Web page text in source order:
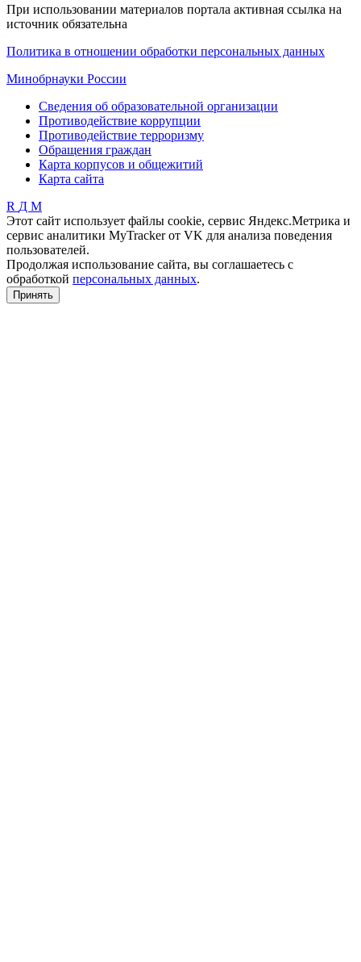
При использовании материалов портала активная ссылка на
источник обязательна
Политика в отношении обработки персональных данных
Минобрнауки России
Сведения об образовательной организации
Противодействие коррупции
Противодействие терроризму
Обращения граждан
Карта корпусов и общежитий
Карта сайта
R Д М
Этот сайт использует файлы cookie, сервис Яндекс.Метрика и
сервис аналитики MyTracker от VK для анализа поведения
пользователей.
Продолжая использование сайта, вы соглашаетесь с
обработкой персональных данных.
Принять